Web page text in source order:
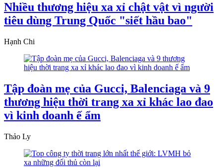
Nhiều thương hiệu xa xỉ chật vật vì người
tiêu dùng Trung Quốc "siết hầu bao"
Hạnh Chi
Tập đoàn mẹ của Gucci, Balenciaga và 9
thương hiệu thời trang xa xỉ khác lao đao
vì kinh doanh ế ẩm
Thảo Ly